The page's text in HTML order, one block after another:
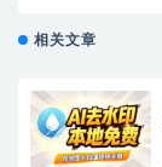
相关文章